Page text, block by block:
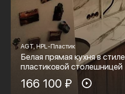
AGT, HPL-Пластик
Белая прямая кухня в
пластиковой столешницей
166 100 ₽